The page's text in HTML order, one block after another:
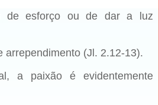
de esforço ou de dar a luz
arrependimento (Jl. 2.12-13).
a paixão é evidentemente